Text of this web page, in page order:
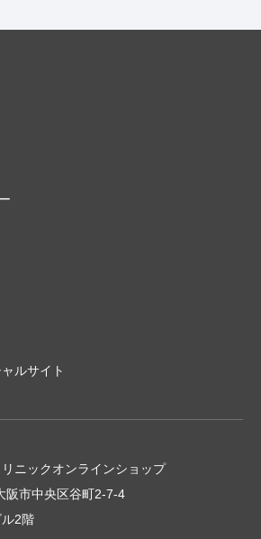
ニックオンラインショップ
市中央区谷町2-7-4
2階
ルサイト